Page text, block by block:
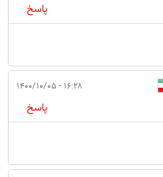
پاسخ
۱۶:۲۸ - ۱۴۰۰/۱۰/۰۵
پاسخ